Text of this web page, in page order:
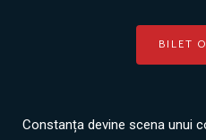
BILET
Constanța devine scena unui